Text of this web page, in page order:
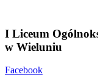
I Liceum
w Wieluniu
Facebook